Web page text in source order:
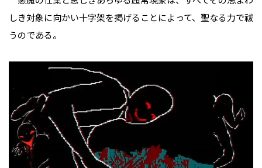
しき対象に向かい十字架を掲げることによって、聖なる力で祓
うのである。